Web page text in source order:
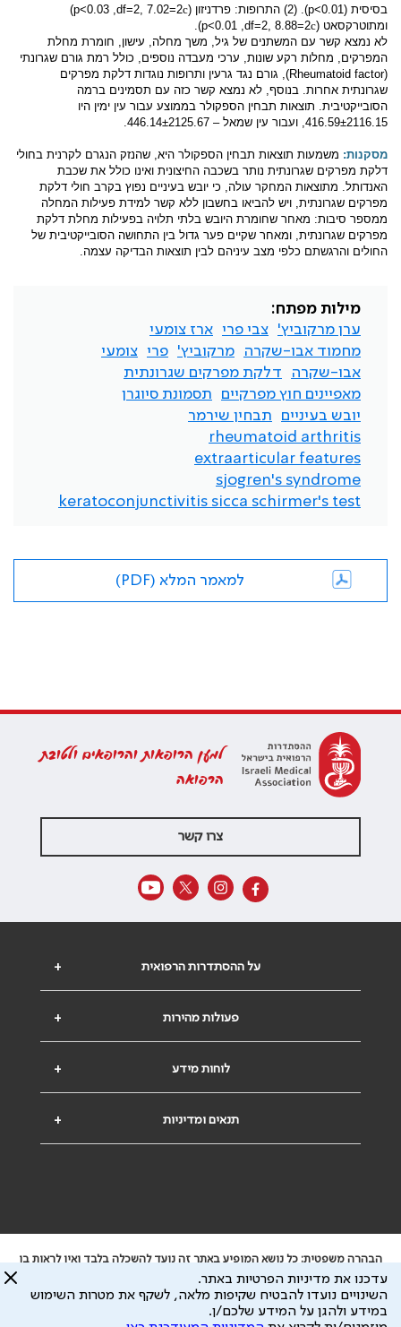
בסיסית (p<0.01) . (2) התרופות: פרדניזון ( c
2=7.02
,
df=2
,
3
p<0.0
)
ומתוטרקסאט (c
2=8.88
,
df=2
,
p<0.01
).
לא נמצא קשר עם המשתנים של גיל, משך מחלה, עישון, חומרת מחלת
המפרקים, מחלות רקע שונות, ערכי מעבדה נוספים, כולל רמת גורם שגרונתי
(
Rheumatoid factor), גורם נגד גרעין ותרופות נוגדות דלקת מפרקים
שגרונתית אחרות. בנוסף, לא נמצא קשר כזה עם תסמינים ברמה
הסובייקטיבית. תוצאות תבחין הספקולר בממוצע עבור עין ימין היו
416.59±2116.15, ועבור עין שמאל – 446.14±2125.67.
מסקנות: משמעות תוצאות תבחין הספקולר היא, שהנזק הנגרם לקרנית בחולי
דלקת מפרקים שגרונתית נותר בשכבה החיצונית ואינו כולל את שכבת
האנדותל. מתוצאות המחקר עולה, כי יובש בעיניים נפוץ בקרב חולי דלקת
מפרקים שגרונתית, ויש להביאו בחשבון ללא קשר למידת פעילות המחלה
ממספר סיבות: מאחר שחומרת היובש בלתי תלויה בפעילות מחלת דלקת
מפרקים שגרונתית, ומאחר שקיים פער גדול בין התחושה הסובייקטיבית של
החולים והרגשתם כלפי מצב עיניהם לבין תוצאות הבדיקה עצמה.
מילות מפתח:
ערן מרקוביץ'
צבי פרי ארז צומעי
מחמוד אבו-שקרה
מרקוביץ' פרי צומעי
אבו-שקרה
דלקת מפרקים שגרונתית
מאפיינים חוץ מפרקיים
תסמונת סיוגרן
יובש בעיניים
תבחין שירמר
rheumatoid arthritis
extraarticular features
sjogren's syndrome
keratoconjunctivitis sicca schirmer's test
למאמר המלא (PDF)
למען הרופאות והרופאים ולטובת
הרפואה
צרו קשר
+ על ההסתדרות הרפואית
+ פעולות מהירות
+ לוחות מידע
+ תנאים ומדיניות
הבהרה משפטית: כל נושא המופיע באתר זה נועד להשכלה בלבד ואין לראות בו
ייעוץ רפואי או משפטי. אין הר"י אחראית לתוכן המתפרסם באתר זה ולכל נזק
שעלול להיגרם.
ידוע לי שהר"י אוספת ושומרת מידע אישי לצורך מתן השרות וכי חלק ממנו עשוי
להיות מועבר לצדדים שלישיים, הכל בכפוף למדיניות הפרטיות
עדכנו את מדיניות הפרטיות באתר.
השינויים נועדו להבטיח שקיפות מלאה, לשקף את מטרות השימוש
במידע ולהגן על המידע שלכם/ן.